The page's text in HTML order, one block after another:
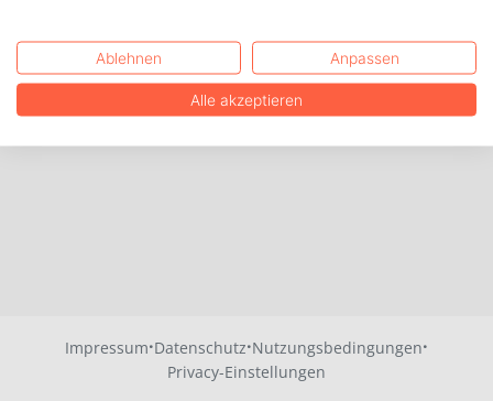
Impressum·Datenschutz·Nutzungsbedingungen·
Privacy-Einstellungen
Ablehnen Anpassen
Alle akzeptieren